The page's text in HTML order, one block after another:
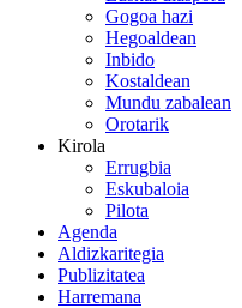
Gogoa hazi
Hegoaldean
Inbido
Kostaldean
Mundu zabalean
Orotarik
Kirola
Errugbia
Eskubaloia
Pilota
Agenda
Aldizkaritegia
Publizitatea
Harremana